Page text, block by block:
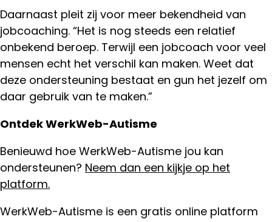
Daarnaast pleit zij voor meer bekendheid van
jobcoaching. “Het is nog steeds een relatief
onbekend beroep. Terwijl een jobcoach voor veel
mensen echt het verschil kan maken. Weet dat
deze ondersteuning bestaat en gun het jezelf om
daar gebruik van te maken.”
Ontdek WerkWeb-Autisme
Benieuwd hoe WerkWeb-Autisme jou kan
ondersteunen? Neem dan een kijkje op het
platform.
WerkWeb-Autisme is een gratis online platform